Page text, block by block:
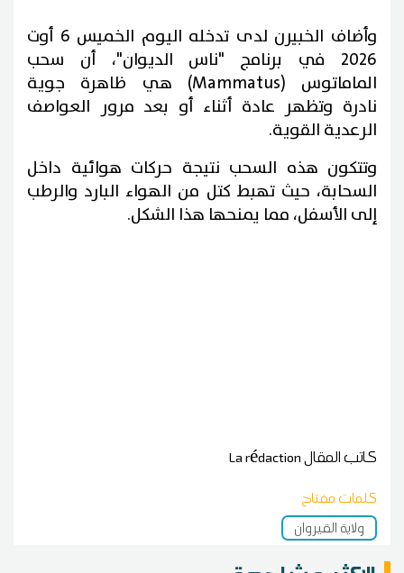
وأضاف الخبيرن لدى تدخله اليوم الخميس 6 أوت
2026 في برنامج "ناس الديوان"، أن سحب
الماماتوس (Mammatus) هي
ظاهرة جوية
نادرة وتظهر عادة أثناء أو بعد مرور العواصف
الرعدية القوية.
وتتكون هذه السحب نتيجة حركات هوائية داخل
السحابة، حيث تهبط كتل من الهواء البارد والرطب
إلى الأسفل، مما يمنحها هذا الشكل.
كاتب المقالLa rédaction
كلمات مفتاح
ولاية القيروان